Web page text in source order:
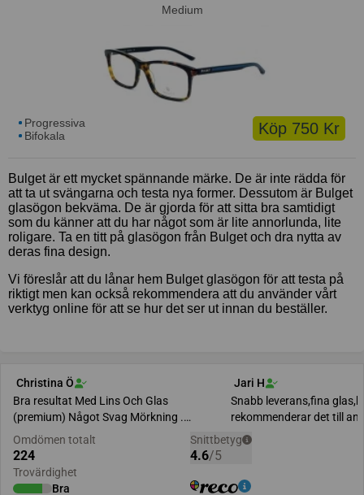
Medium
Köp 750 Kr
Progressiva
Bifokala
Bulget är ett mycket spännande märke. De är inte rädda för
att ta ut svängarna och testa nya former. Dessutom är Bulget
glasögon bekväma. De är gjorda för att sitta bra samtidigt
som du känner att du har något som är lite annorlunda, lite
roligare. Ta en titt på glasögon från Bulget och dra nytta av
deras fina design.
Vi föreslår att du lånar hem Bulget glasögon för att testa på
riktigt men kan också rekommendera att du använder vårt
verktyg online för att se hur det ser ut innan du beställer.